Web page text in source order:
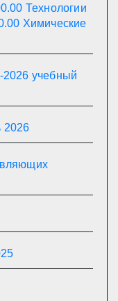
Технологии
Химические
учебный
2026